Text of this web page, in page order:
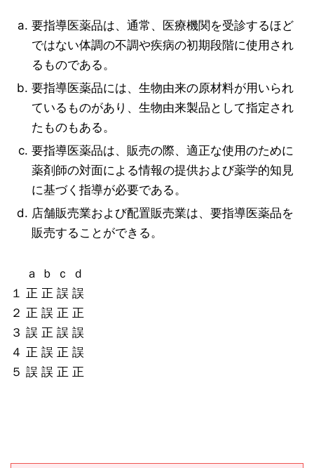
要指導医薬品は、通常、医療機関を受診するほど
ではない体調の不調や疾病の初期段階に使用され
るものである。
要指導医薬品には、生物由来の原材料が用いられ
ているものがあり、生物由来製品として指定され
たものもある。
要指導医薬品は、販売の際、適正な使用のために
薬剤師の対面による情報の提供および薬学的知見
に基づく指導が必要である。
店舗販売業および配置販売業は、要指導医薬品を
販売することができる。
ａ ｂ ｃ ｄ
１ 正 正 誤 誤
２ 正 誤 正 正
３ 誤 正 誤 誤
４ 正 誤 正 誤
５ 誤 誤 正 正